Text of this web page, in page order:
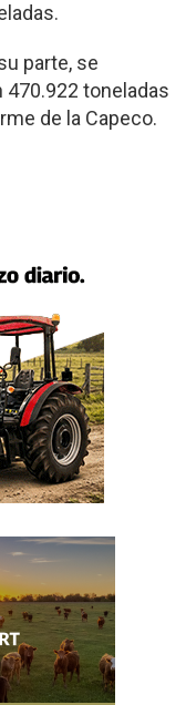
parte, se
470.922 toneladas
de la Capeco.